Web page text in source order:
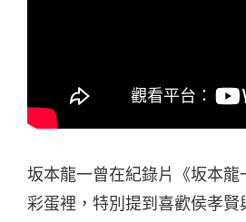
坂本龍一曾在紀錄片《坂本龍
彩蛋裡，特別提到喜歡侯孝賢